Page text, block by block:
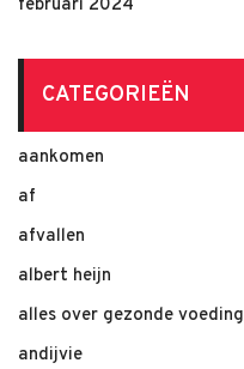
februari 2024
CATEGORIEËN
aankomen
af
afvallen
albert heijn
alles over gezonde voeding
andijvie